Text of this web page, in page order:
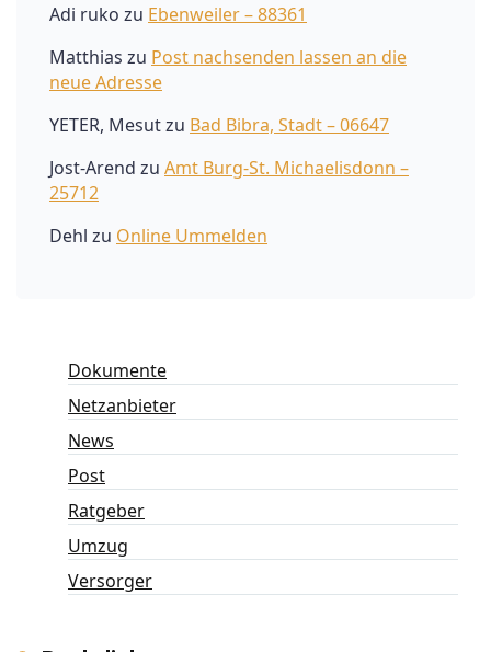
Adi ruko zu Ebenweiler – 88361
Matthias zu Post nachsenden lassen an die
neue Adresse
YETER, Mesutzu Bad Bibra, Stadt – 06647
Jost-Arend zu Amt Burg-St. Michaelisdonn –
25712
Dehl zu Online Ummelden
Dokumente
Netzanbieter
News
Post
Ratgeber
Umzug
Versorger